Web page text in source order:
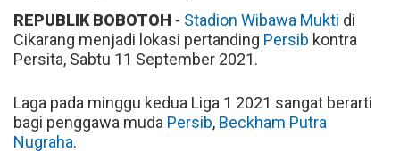
REPUBLIK BOBOTOH - Stadion Wibawa Mukti di
Cikarang menjadi lokasi pertanding Persib kontra
Persita, Sabtu 11 September 2021.
Laga pada minggu kedua Liga 1 2021 sangat berarti
bagi penggawa muda Persib, Beckham Putra
Nugraha.